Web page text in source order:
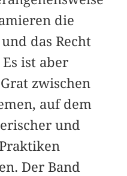
die
das Recht
ist aber
zwischen
auf dem
und
Der Band